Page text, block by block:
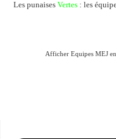
Les punaises Vertes : les
Afficher Equipes MEJ